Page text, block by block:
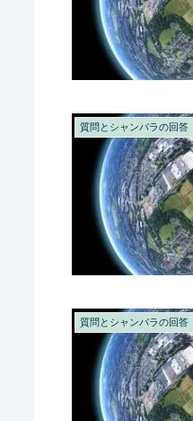
質問とシャンバラの回答
質問とシャンバラの回答